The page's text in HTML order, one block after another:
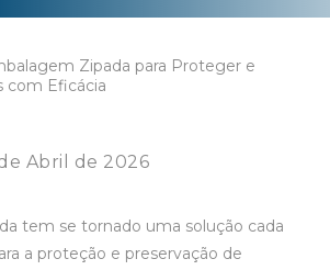
Abril de 2026
tem se tornado uma solução cada
a proteção e preservação de